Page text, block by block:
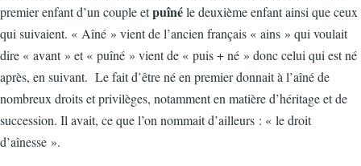
premier enfant d’un couple etpuînéle deuxième enfant ainsi que ceux
qui suivaient. « Aîné » vient de l’ancien français « ains » qui voulait
dire « avant » et « puîné » vient de « puis + né » donc celui qui est né
après, en suivant. Le fait d’être né en premier donnait à l’aîné de
nombreux droits et privilèges, notamment en matière d’héritage et de
succession. Il avait, ce que l’on nommait d’ailleurs : « le droit
d’aînesse ».